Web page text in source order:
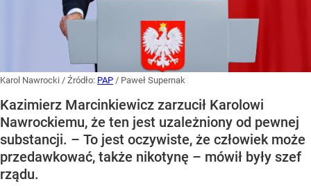
Karol Nawrocki / Źródło: PAP / Paweł Supernak
Kazimierz Marcinkiewicz zarzucił Karolowi
Nawrockiemu, że ten jest uzależniony od pewnej
substancji. – To jest oczywiste, że człowiek może
przedawkować, także nikotynę – mówił były szef
rządu.